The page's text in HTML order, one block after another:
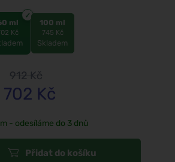
ml
Kč
100 ml
745 Kč
Skladem
912Kč
702 Kč
- odesíláme do 3 dnů
Přidat do košíku